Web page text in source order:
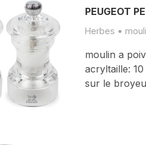
PEUGEOT
Herbes •
moulin a
acryltaille:
sur le